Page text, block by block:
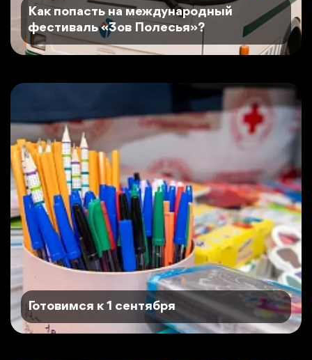
Как попасть на международный
фестиваль «Зов Полесья»?
Готовимся к 1 сентября